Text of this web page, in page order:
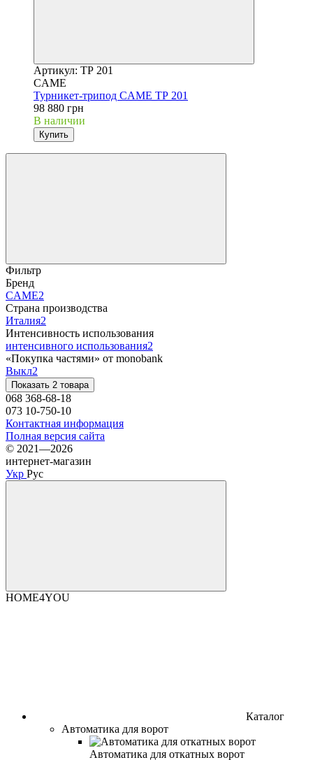
Артикул: ТР 201
CAME
Турникет-трипод CAME ТР 201
98 880 грн
В наличии
Купить
Фильтр
Бренд
CAME2
Страна производства
Италия2
Интенсивность использования
интенсивного использования2
«Покупка частями» от monobank
Выкл2
Показать 2 товара
068 368-68-18
073 10-750-10
Контактная информация
Полная версия сайта
© 2021—2026
интернет-магазин
Укр Рус
HOME4YOU
Каталог
Автоматика для ворот
Автоматика для откатных ворот